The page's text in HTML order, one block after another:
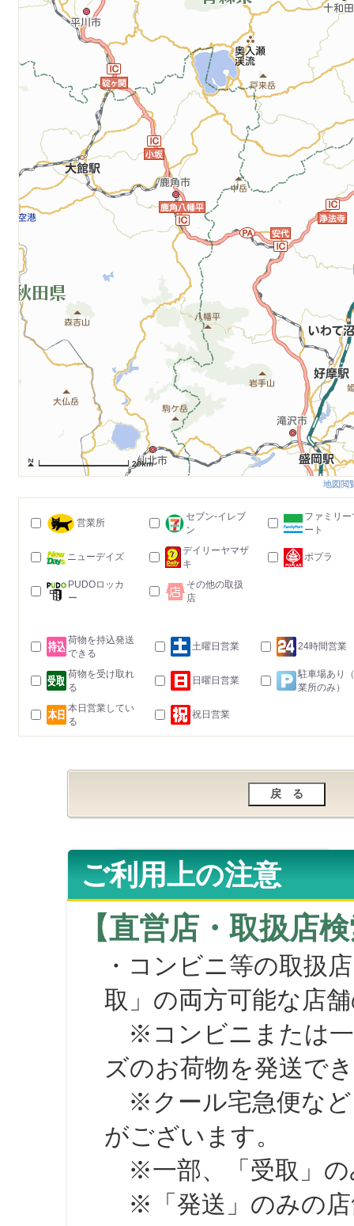
20km
地図閲
営業所
セブン-イレブ
ン
ファミリー
ート
ニューデイズ
デイリーヤマザ
キ
ポプラ
PUDOロッカ
ー
その他の取扱
店
荷物を持込発送
できる
土曜日営業 24時間営業
荷物を受け取れ
る
日曜日営業
駐車場あり
業所のみ）
本日営業してい
る
祝日営業
ご利用上の注意
【直営店・取扱店
・コンビニ等の取扱
取」の両方可能な店
※コンビニまたは一
ズのお荷物を発送で
※クール宅急便など
がございます。
※一部、「受取」の
※「発送」のみの店